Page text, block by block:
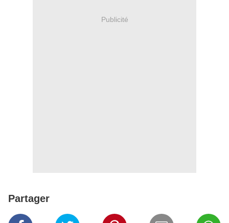
Publicité
Partager